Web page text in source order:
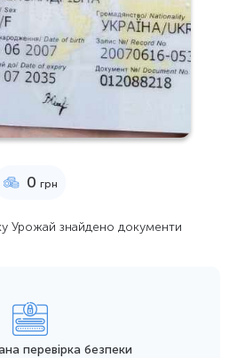
0 грн
Урожай знайдено документи
перевірка безпеки